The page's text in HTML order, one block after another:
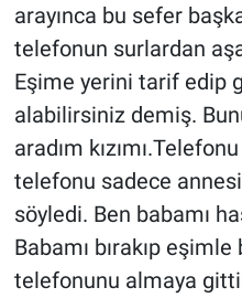
arayınca bu sefer
telefonun surlardan
Eşime yerini tarif edip
alabilirsiniz demiş.
aradım
telefonu sadece
söyledi. Ben babamı
Babamı bırakıp eşimle
telefonunu almaya